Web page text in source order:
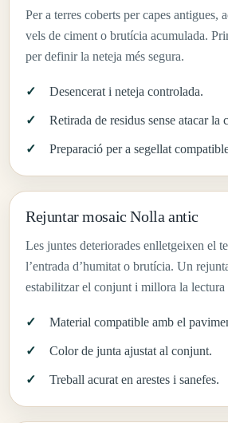
Per a terres coberts per capes antigues,
vels de ciment o brutícia acumulada.
per definir la neteja més segura.
Desencerat i neteja controlada.
Retirada de residus sense atacar la
Preparació per a segellat
Rejuntar mosaic Nolla antic
Les juntes deteriorades enlletgeixen el
l’entrada d’humitat o brutícia. Un
estabilitzar el conjunt i millora la lectura
Material compatible amb el
Color de junta ajustat al conjunt.
Treball acurat en arestes i sanefes.